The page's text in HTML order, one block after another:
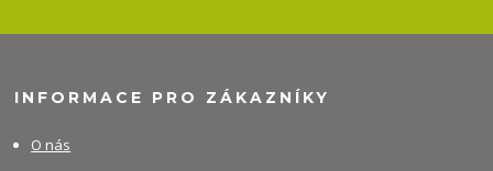
INFORMACE PRO ZÁKAZNÍKY
O nás